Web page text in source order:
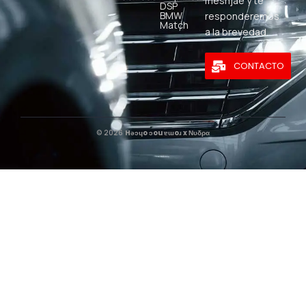
DSP
BMW
Match
responderemos
a la brevedad.
CONTACTO
© 2026 Hǝɔɥo ɔou ɐɯoɹ x Νυδρα